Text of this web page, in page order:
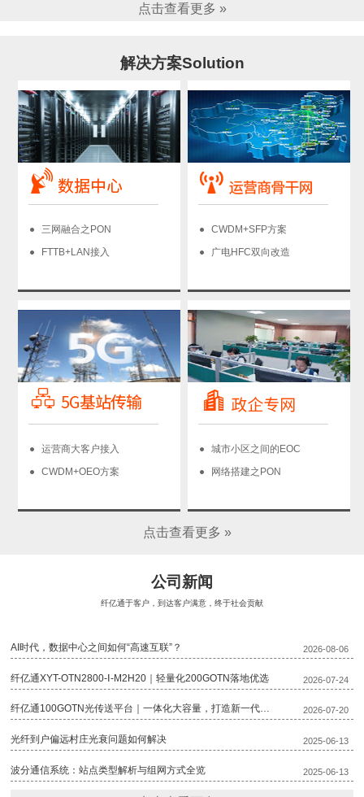
点击查看更多 »
解决方案Solution
三网融合之PON
FTTB+LAN接入
CWDM+SFP方案
广电HFC双向改造
运营商大客户接入
CWDM+OEO方案
城市小区之间的EOC
网络搭建之PON
点击查看更多 »
公司新闻
纤亿通于客户，到达客户满意，终于社会贡献
AI时代，数据中心之间如何“高速互联”？ 2026-08-06
纤亿通XYT-OTN2800-Ⅰ-M2H20｜轻量化200GOTN落地优选 2026-07-24
纤亿通100GOTN光传送平台｜一体化大容量，打造新一代骨干传输底座 2026-07-20
光纤到户偏远村庄光衰问题如何解决 2025-06-13
波分通信系统：站点类型解析与组网方式全览 2025-06-13